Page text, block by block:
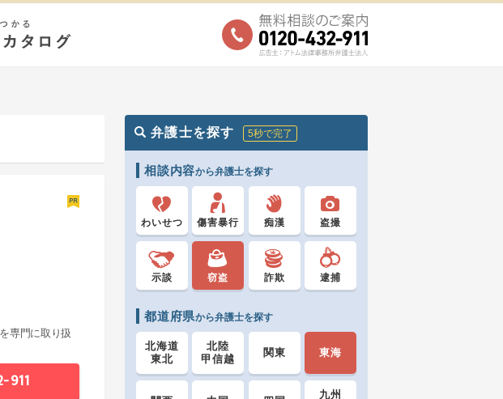
専門に取り扱
911
弁護士を探す 5秒で完了
相談内容から弁護士を探す
わいせつ 傷害暴行 痴漢 盗撮
示談 窃盗 詐欺 逮捕
都道府県から弁護士を探す
北海道
東北
北陸
甲信越
関東 東海
九州